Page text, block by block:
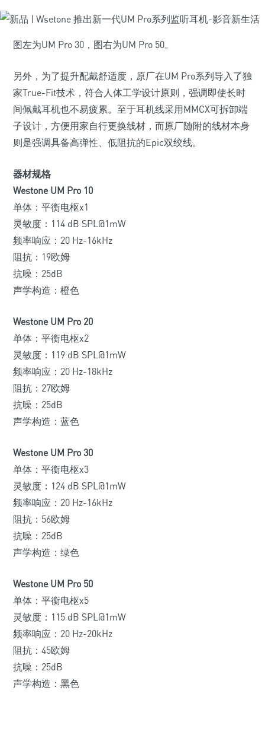
图左为UM Pro 30，图右为UM Pro 50。
另外，为了提升配戴舒适度，原厂在UM Pro系列导入了独
家True-Fit技术，符合人体工学设计原则，强调即使长时
间佩戴耳机也不易疲累。至于耳机线采用MMCX可拆卸端
子设计，方便用家自行更换线材，而原厂随附的线材本身
则是强调具备高弹性、低阻抗的Epic双绞线。
器材规格
Westone UM Pro 10
单体：平衡电枢x1
灵敏度：114 dB SPL@1mW
频率响应：20 Hz-16kHz
阻抗：19欧姆
抗噪：25dB
声学构造：橙色
Westone UM Pro 20
单体：平衡电枢x2
灵敏度：119 dB SPL@1mW
频率响应：20 Hz-18kHz
阻抗：27欧姆
抗噪：25dB
声学构造：蓝色
Westone UM Pro 30
单体：平衡电枢x3
灵敏度：124 dB SPL@1mW
频率响应：20 Hz-16kHz
阻抗：56欧姆
抗噪：25dB
声学构造：绿色
Westone UM Pro 50
单体：平衡电枢x5
灵敏度：115 dB SPL@1mW
频率响应：20 Hz-20kHz
阻抗：45欧姆
抗噪：25dB
声学构造：黑色